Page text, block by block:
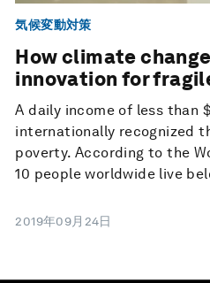
気候変動対策
How climate
innovation for
A daily income of less than
internationally recognized
poverty. According to the
10 people worldwide live
2019年09月24日